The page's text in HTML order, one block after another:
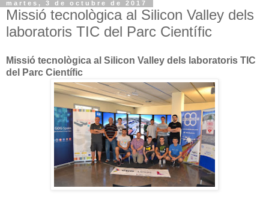
martes, 3 de octubre de 2017
Missió tecnològica al Silicon Valley dels
laboratoris TIC del Parc Científic
Missió tecnològica al Silicon Valley dels laboratoris TIC
del Parc Científic